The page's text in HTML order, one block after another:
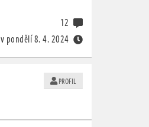
v pondělí8. 4. 2024
12
PROFIL